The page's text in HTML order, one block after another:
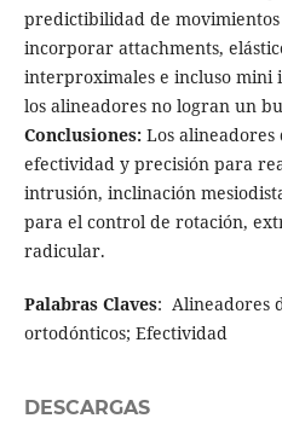
predictibilidad de
incorporar attachments,
interproximales e incluso mini
los alineadores no logran un
Conclusiones:Los alineadores
efectividad y precisión para
intrusión, inclinación
para el control de rotación,
radicular.
Palabras Claves: Alineadores
ortodónticos; Efectividad
DESCARGAS